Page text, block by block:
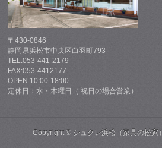
〒430-0846
静岡県浜松市中央区白羽町793
TEL:053-441-2179
FAX:053-4412177
OPEN 10:00-18:00
定休日：水・木曜日（ 祝日の場合営業）
Copyright © シュクレ浜松（家具の松家）